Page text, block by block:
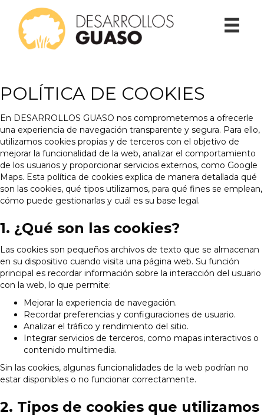
POLÍTICA DE COOKIES
En DESARROLLOS GUASO nos comprometemos a ofrecerle
una experiencia de navegación transparente y segura. Para ello,
utilizamos cookies propias y de terceros con el objetivo de
mejorar la funcionalidad de la web, analizar el comportamiento
de los usuarios y proporcionar servicios externos, como Google
Maps. Esta política de cookies explica de manera detallada qué
son las cookies, qué tipos utilizamos, para qué fines se emplean,
cómo puede gestionarlas y cuál es su base legal.
1. ¿Qué son las cookies?
Las cookies son pequeños archivos de texto que se almacenan
en su dispositivo cuando visita una página web. Su función
principal es recordar información sobre la interacción del usuario
con la web, lo que permite:
Mejorar la experiencia de navegación.
Recordar preferencias y configuraciones de usuario.
Analizar el tráfico y rendimiento del sitio.
Integrar servicios de terceros, como mapas interactivos o
contenido multimedia.
Sin las cookies, algunas funcionalidades de la web podrían no
estar disponibles o no funcionar correctamente.
2. Tipos de cookies que utilizamos